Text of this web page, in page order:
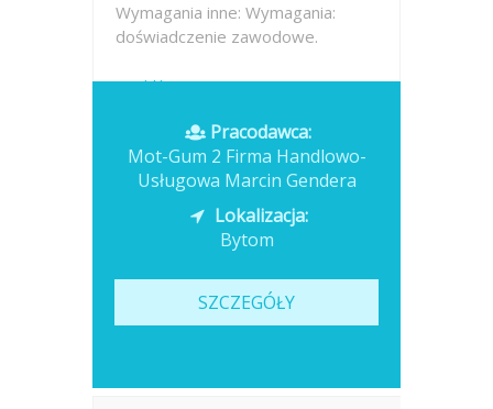
Wymagania inne: Wymagania:
doświadczenie zawodowe.
Opublikowano: wczoraj
Pracodawca:
Mot-Gum 2 Firma Handlowo-
Usługowa Marcin Gendera
Lokalizacja:
Bytom
SZCZEGÓŁY